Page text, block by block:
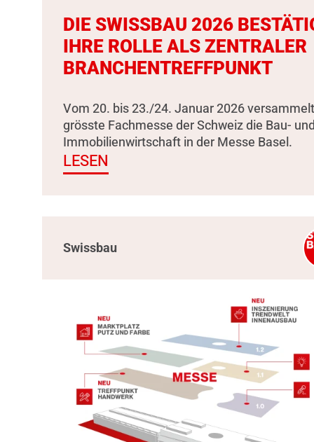
DIE SWISSBAU 2026
IHRE ROLLE ALS ZENTRALER
BRANCHENTREFFPUNKT
Vom 20. bis 23./24. Januar 2026
grösste Fachmesse der Schweiz die Bau-
Immobilienwirtschaft in der Messe Basel.
LESEN
Swissbau